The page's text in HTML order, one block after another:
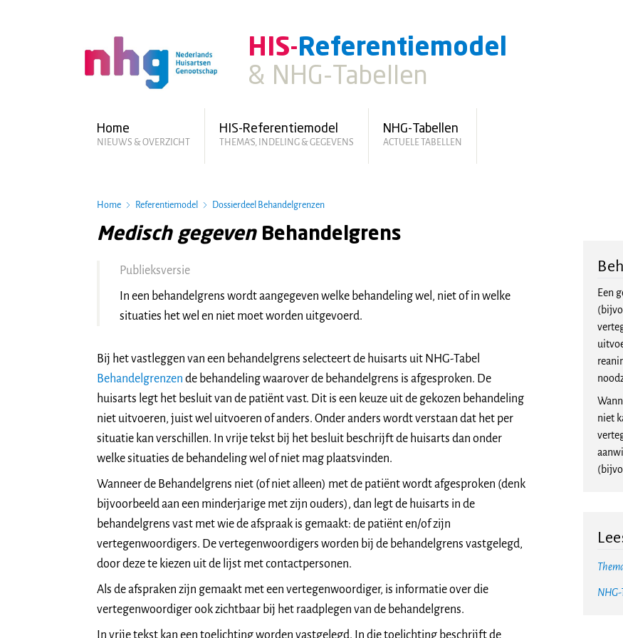
HIS-Referentiemodel
& NHG-Tabellen
Home
NIEUWS & OVERZICHT
HIS-Referentiemodel
THEMA'S, INDELING & GEGEVENS
NHG-Tabellen
ACTUELE TABELLEN
Home Referentiemodel Dossierdeel Behandelgrenzen
Medisch gegeven Behandelgrens
Publieksversie
In een behandelgrens wordt aangegeven welke behandeling wel, niet of in welke
situaties het wel en niet moet worden uitgevoerd.
Bij het vastleggen van een behandelgrens selecteert de huisarts uit NHG-Tabel
Behandelgrenzen de behandeling waarover de behandelgrens is afgesproken. De
huisarts legt het besluit van de patiënt vast. Dit is een keuze uit de gekozen behandeling
niet uitvoeren, juist wel uitvoeren of anders. Onder anders wordt verstaan dat het per
situatie kan verschillen. In vrije tekst bij het besluit beschrijft de huisarts dan onder
welke situaties de behandeling wel of niet mag plaatsvinden.
Wanneer de Behandelgrens niet (of niet alleen) met de patiënt wordt afgesproken (denk
bijvoorbeeld aan een minderjarige met zijn ouders), dan legt de huisarts in de
behandelgrens vast met wie de afspraak is gemaakt: de patiënt en/of zijn
vertegenwoordigers. De vertegenwoordigers worden bij de behandelgrens vastgelegd,
door deze te kiezen uit de lijst met contactpersonen.
Als de afspraken zijn gemaakt met een vertegenwoordiger, is informatie over die
vertegenwoordiger ook zichtbaar bij het raadplegen van de behandelgrens.
In vrije tekst kan een toelichting worden vastgelegd. In die toelichting beschrijft de
Een
niet
NHG-